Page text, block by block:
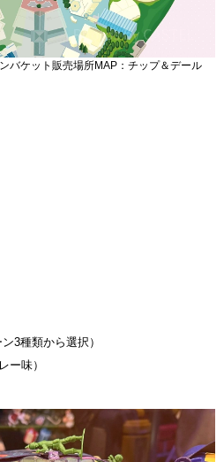
バケット販売場所MAP：チップ＆デール
3種類から選択）
ー味）